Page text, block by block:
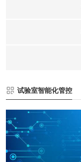
试验室智能化管控